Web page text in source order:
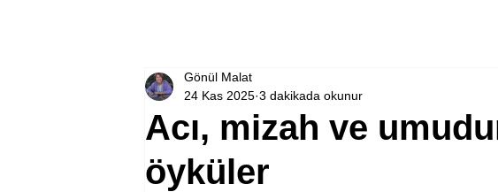
Acı, mizah ve
öyküler
Gönül Malat
24 Kas 2025 3 dakikada okunur